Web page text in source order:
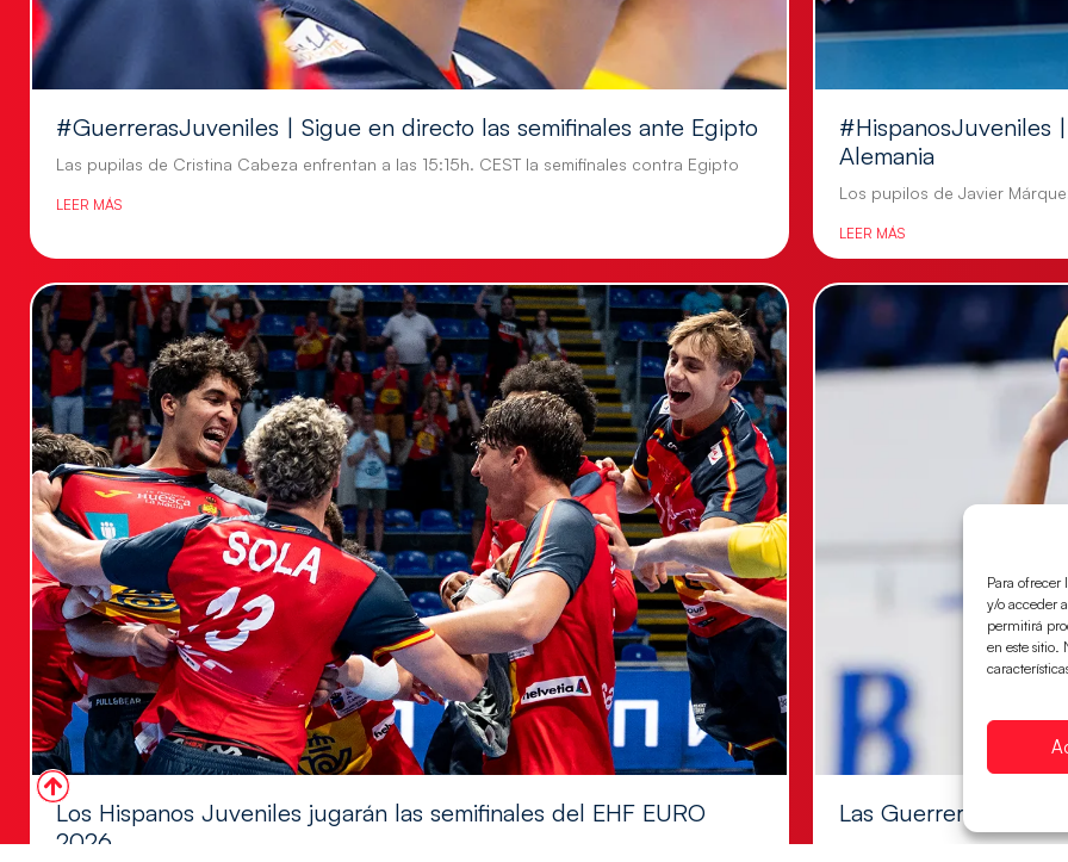
Para ofrecer
y/o acceder
permitirá
en este sitio.
#GuerrerasJuveniles | Sigue en directo las semifinales ante Egipto
Las pupilas de Cristina Cabeza enfrentan a las 15:15h. CEST la semifinales contra Egipto
LEER MÁS
#HispanosJuveniles
Alemania
Los pupilos de Javier
LEER MÁS
Los Hispanos Juveniles jugarán las semifinales del EHF EURO
2026
Las Guerreras
Las pupilas de Cristina